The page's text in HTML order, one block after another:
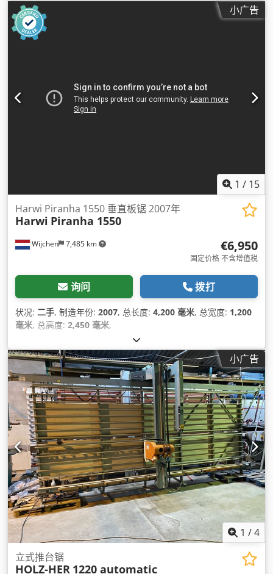
小广告
1 / 15
Wijchen 7,485 km
Harwi Piranha 1550 垂直板锯 2007年
Harwi Piranha 1550
€6,950
固定价格 不含增值税
询问 拨打
状况: 二手, 制造年份: 2007, 总长度: 4,200 毫米, 总宽度: 1,200
毫米, 总高度: 2,450 毫米,
小广告
1 /4
立式推台锯
HOLZ-HER 1220 automatic